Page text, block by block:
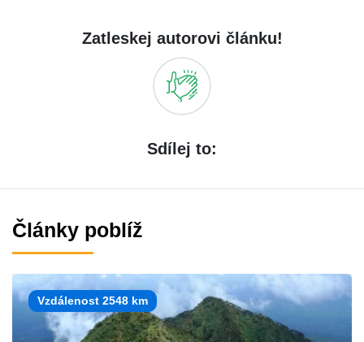
Zatleskej autorovi článku!
Sdílej to:
Články poblíž
Vzdálenost 2548 km